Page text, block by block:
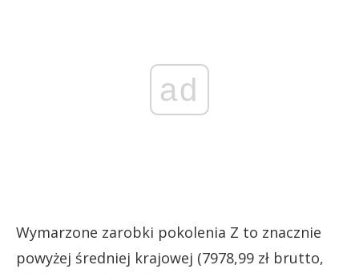
ad
Wymarzone zarobki pokolenia Z to znacznie
powyżej średniej krajowej (7978,99 zł brutto,